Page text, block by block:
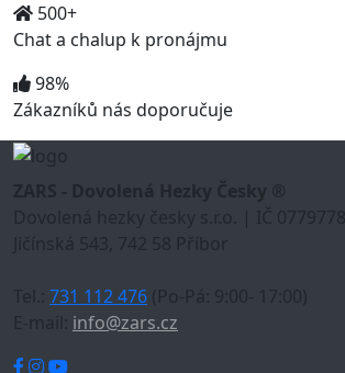
500+
Chat a chalup k pronájmu
98%
Zákazníků nás doporučuje
ZARS - Dovolená Hezky Česky ®
Dovolená hezky česky s.r.o. | IČ 07797788
Jičínská 543, 742 58 Příbor
Tel.: 731 112 476 (Po-Pá: 9:00- 17:00)
E-mail: info@zars.cz